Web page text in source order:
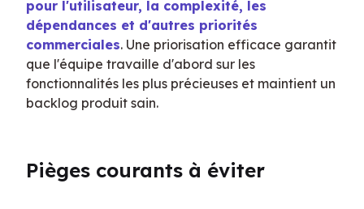
pour l'utilisateur, la complexité, les
dépendances et d'autres priorités
commerciales. Une priorisation efficace garantit
que l'équipe travaille d'abord sur les
fonctionnalités les plus précieuses et maintient un
backlog produit sain.
Pièges courants à éviter